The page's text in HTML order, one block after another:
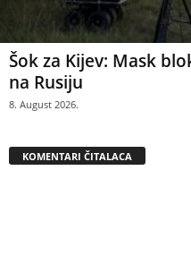
Šok za Kijev: Mask
na Rusiju
8. August 2026.
KOMENTARI ČITALACA